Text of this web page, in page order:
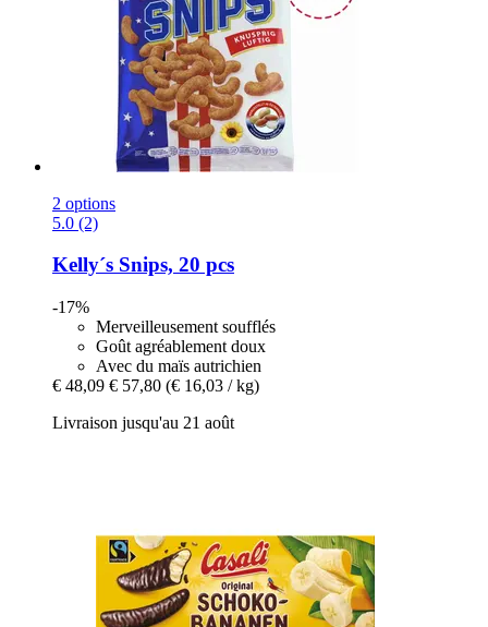
2 options
5.0 (2)
Kelly´s Snips, 20 pcs
-17%
Merveilleusement soufflés
Goût agréablement doux
Avec du maïs autrichien
€ 48,09 € 57,80 (€ 16,03 / kg)
Livraison jusqu'au 21 août